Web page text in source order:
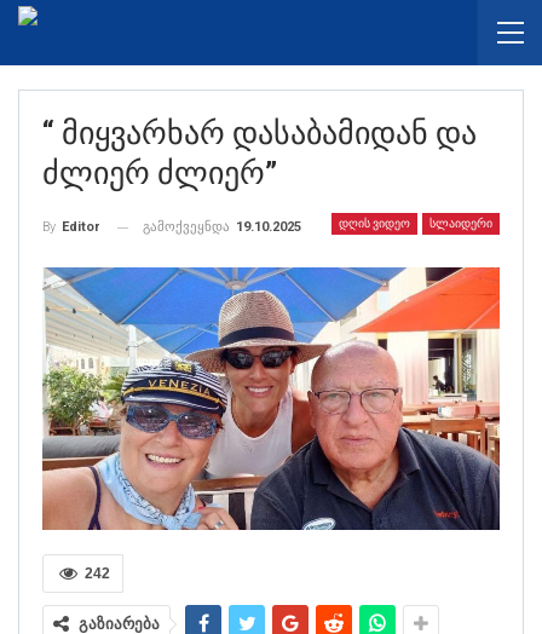
“ Მიყვარხარ Დასაბამიდან Და
Ძლიერ Ძლიერ”
ᲓᲦᲘᲡ ᲕᲘᲓᲔᲝ ᲡᲚᲐᲘᲓᲔᲠᲘ
By Editor გამოქვეყნდა 19.10.2025
242
გაზიარება